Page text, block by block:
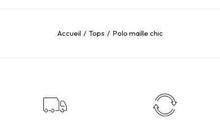
Accueil Tops Polo maille chic